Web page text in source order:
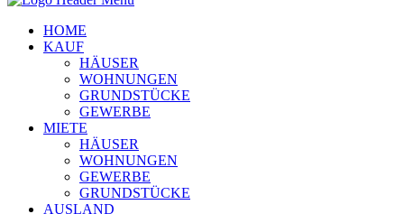
HOME
KAUF
HÄUSER
WOHNUNGEN
GRUNDSTÜCKE
GEWERBE
MIETE
HÄUSER
WOHNUNGEN
GEWERBE
GRUNDSTÜCKE
AUSLAND